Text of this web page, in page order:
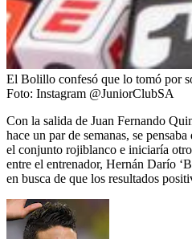
El Bolillo confesó que lo tomó por
Foto: Instagram @JuniorClubSA
Con la salida de Juan Fernando
hace un par de semanas, se
el conjunto rojiblanco e iniciaría
entre el entrenador, Hernán Darío
en busca de que los resultados